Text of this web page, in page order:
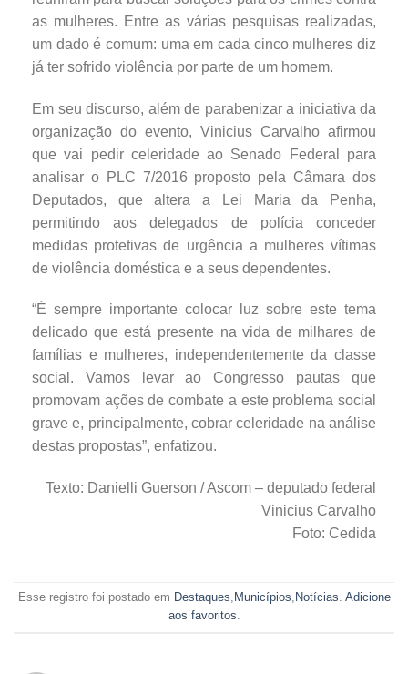
as mulheres. Entre as várias pesquisas realizadas,
um dado é comum: uma em cada cinco mulheres diz
já ter sofrido violência por parte de um homem.
Em seu discurso, além de parabenizar a iniciativa da
organização do evento, Vinicius Carvalho afirmou
que vai pedir celeridade ao Senado Federal para
analisar o PLC 7/2016 proposto pela Câmara dos
Deputados, que altera a Lei Maria da Penha,
permitindo aos delegados de polícia conceder
medidas protetivas de urgência a mulheres vítimas
de violência doméstica e a seus dependentes.
“É sempre importante colocar luz sobre este tema
delicado que está presente na vida de milhares de
famílias e mulheres, independentemente da classe
social. Vamos levar ao Congresso pautas que
promovam ações de combate a este problema social
grave e, principalmente, cobrar celeridade na análise
destas propostas”, enfatizou.
Texto: Danielli Guerson / Ascom – deputado federal
Vinicius Carvalho
Foto: Cedida
Esse registro foi postado em Destaques, Municípios, Notícias. Adicione
aos favoritos.